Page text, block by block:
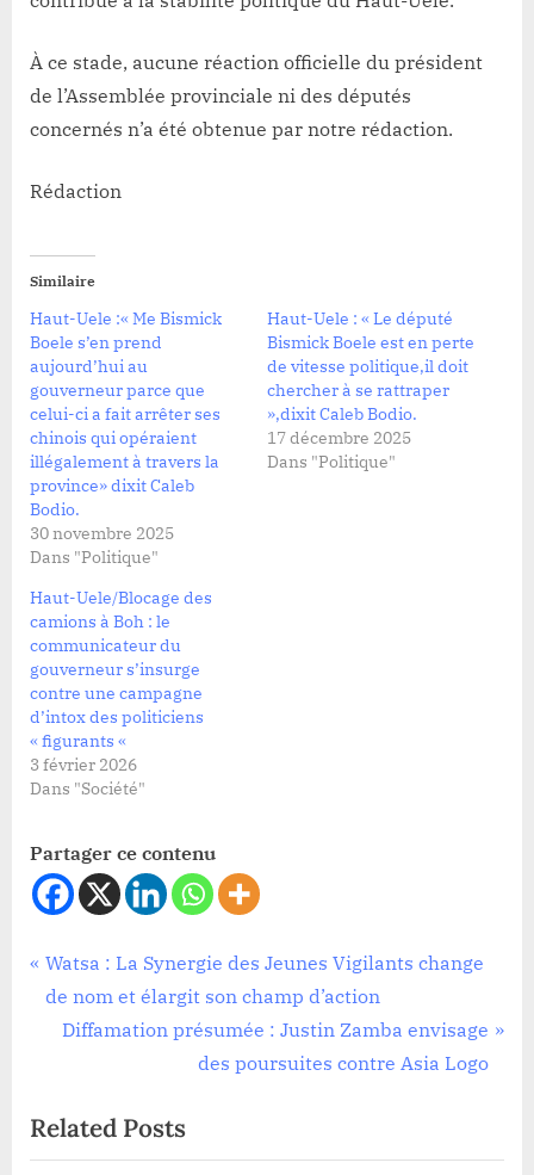
À ce stade, aucune réaction officielle du président
de l’Assemblée provinciale ni des députés
concernés n’a été obtenue par notre rédaction.
Rédaction
Similaire
Haut-Uele :« Me Bismick
Boele s’en prend
aujourd’hui au
gouverneur parce que
celui-ci a fait arrêter ses
chinois qui opéraient
illégalement à travers la
province» dixit Caleb
Bodio.
30 novembre 2025
Dans "Politique"
Haut-Uele : « Le député
Bismick Boele est en perte
de vitesse politique,il doit
chercher à se rattraper
»,dixit Caleb Bodio.
17 décembre 2025
Dans "Politique"
Haut-Uele/Blocage des
camions à Boh : le
communicateur du
gouverneur s’insurge
contre une campagne
d’intox des politiciens
« figurants «
3 février 2026
Dans "Société"
Partager ce contenu
Politique
Navigation
de
P
r
o
u
Watsa : La Synergie des Jeunes Vigilants change
de nom et élargit son champ d’action
N
t
P
Diffamation présumée : Justin Zamba envisage
des poursuites contre Asia Logo
Related Posts